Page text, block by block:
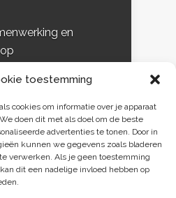
toestemming
cookies om informatie over je apparaat
doen dit met als doel om de beste
advertenties te tonen. Door in
kunnen we gegevens zoals bladeren
verwerken. Als je geen toestemming
dit een nadelige invloed hebben op
en